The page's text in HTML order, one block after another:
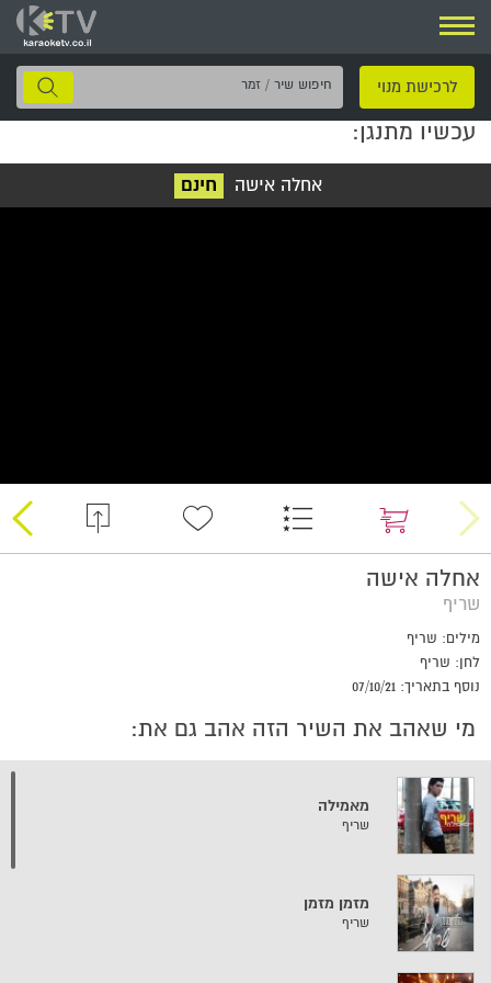
ניווט
לרכישת מנוי
חיפוש
שיר
עכשיו מתנגן:
אחלה אישה חינם
אחלה אישה
שריף
מילים: שריף
לחן: שריף
נוסף בתאריך: 07/10/21
מי שאהב את השיר הזה אהב גם את:
מאמילה
שריף
מזמן מזמן
שריף